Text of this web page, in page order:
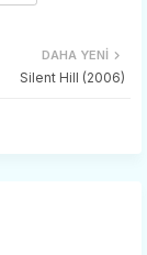
DAHA YENI
Silent Hill (2006)